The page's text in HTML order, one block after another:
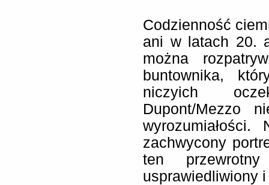
Codzienność
ani w latach 20.
można
buntownika,
niczyich
Dupont/Mezzo
zachwycony
ten
usprawiedliwiony